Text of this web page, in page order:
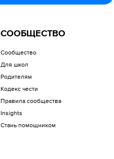
СООБЩЕСТВО
Сообщество
Для школ
Родителям
Кодекс чести
Правила сообщества
Insights
Стань помощником